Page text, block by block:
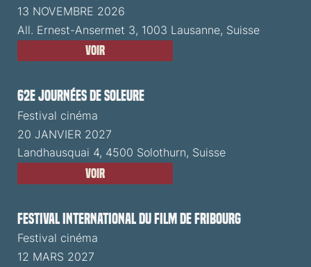
13 NOVEMBRE 2026
All. Ernest-Ansermet 3, 1003 Lausanne, Suisse
Voir
62e Journées de Soleure
Festival cinéma
20 JANVIER 2027
Landhausquai 4, 4500 Solothurn, Suisse
Voir
Festival International du Film de Fribourg
Festival cinéma
12 MARS 2027